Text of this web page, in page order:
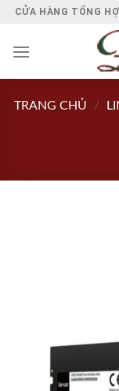
Chuyển
nội
CỬA HÀNG TỔNG
TRANG CHỦ /